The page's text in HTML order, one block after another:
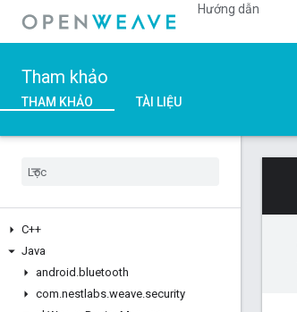
Hướng dẫn
Tham khảo
THAM KHẢO TÀI LIỆU
C++
Java
android .bluetooth
com.nestlabs.weave.security